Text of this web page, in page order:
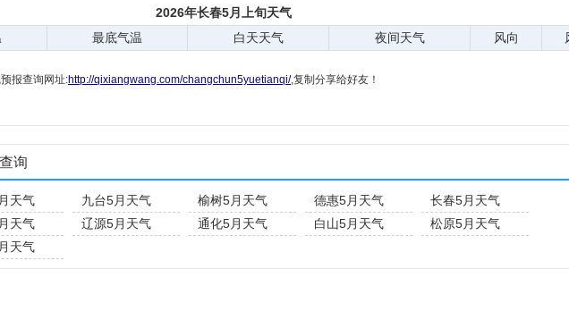
2026年长春5月上旬天气
最底气温 白天天气 夜间天气 风向
报查询网址:http://qixiangwang.com/changchun5yuetianqi/,复制分享给好友！
询
天气 九台5月天气 榆树5月天气 德惠5月天气
长春5月天气
天气 辽源5月天气 通化5月天气 白山5月天气
松原5月天气
天气